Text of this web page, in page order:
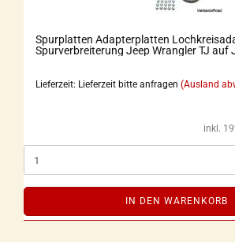
Spurplatten Adapterplatten
Spurverbreiterung Jeep Wrangler TJ auf
Lieferzeit: Lieferzeit bitte anfragen (Ausland
inkl.
IN DEN WARENKORB